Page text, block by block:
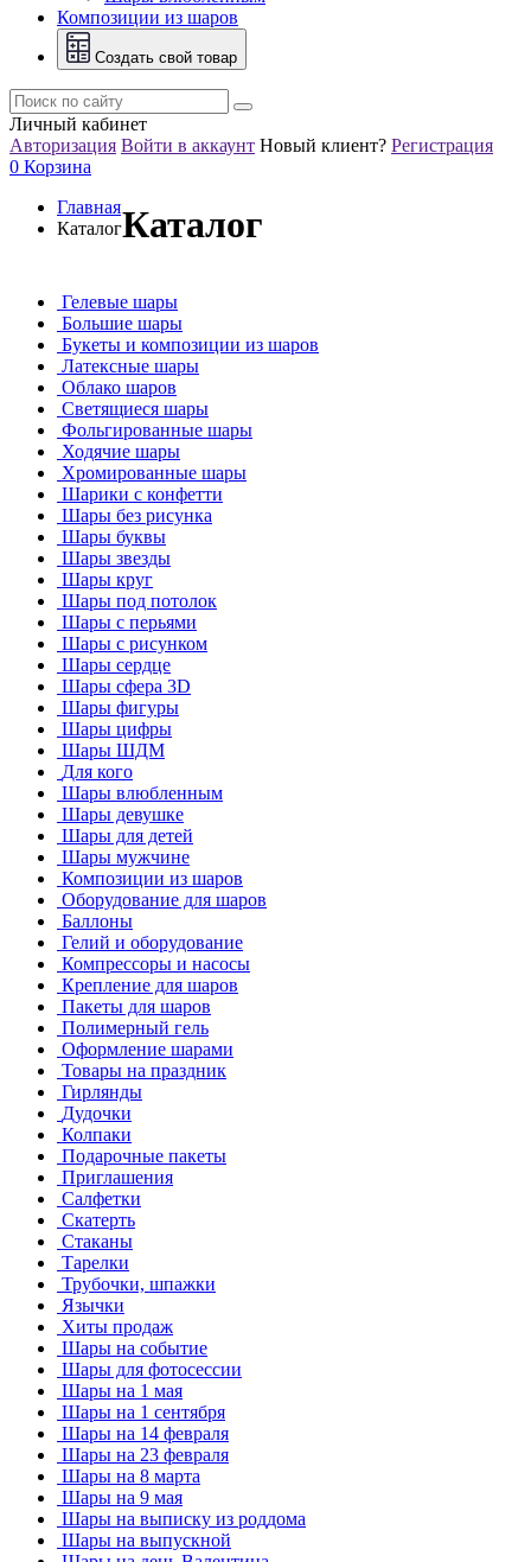
Композиции из шаров
Создать свой товар
Личный кабинет
Авторизация Войти в аккаунт Новый клиент? Регистрация
0 Корзина
Главная
КаталогКаталог
Гелевые шары
Большие шары
Букеты и композиции из шаров
Латексные шары
Облако шаров
Светящиеся шары
Фольгированные шары
Ходячие шары
Хромированные шары
Шарики с конфетти
Шары без рисунка
Шары буквы
Шары звезды
Шары круг
Шары под потолок
Шары с перьями
Шары с рисунком
Шары сердце
Шары сфера 3D
Шары фигуры
Шары цифры
Шары ШДМ
Для кого
Шары влюбленным
Шары девушке
Шары для детей
Шары мужчине
Композиции из шаров
Оборудование для шаров
Баллоны
Гелий и оборудование
Компрессоры и насосы
Крепление для шаров
Пакеты для шаров
Полимерный гель
Оформление шарами
Товары на праздник
Гирлянды
Дудочки
Колпаки
Подарочные пакеты
Приглашения
Салфетки
Скатерть
Стаканы
Тарелки
Трубочки, шпажки
Язычки
Хиты продаж
Шары на событие
Шары для фотосессии
Шары на 1 мая
Шары на 1 сентября
Шары на 14 февраля
Шары на 23 февраля
Шары на 8 марта
Шары на 9 мая
Шары на выписку из роддома
Шары на выпускной